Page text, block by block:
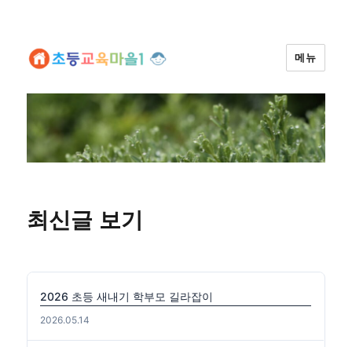
메뉴
최신글 보기
2026 초등 새내기 학부모 길라잡이
2026.05.14